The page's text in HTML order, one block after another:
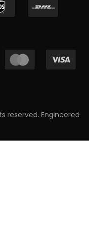
reserved. Engineered